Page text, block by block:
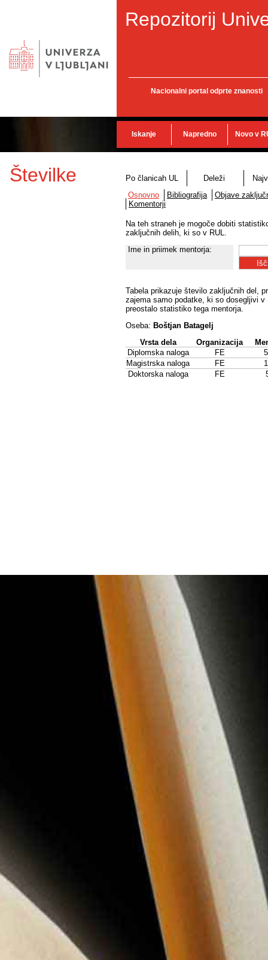
Repozitorij
Nacionalni portal odprte znanosti
Iskanje Napredno Novo v
Številke Po članicah UL Deleži
Osnovno
Bibliografija
Objave
Komentorji
Na teh straneh je mogoče dobiti
zaključnih delih, ki so v RUL.
Ime in priimek mentorja:
Tabela prikazuje število zaključnih del,
zajema samo podatke, ki so dosegljivi
preostalo statistiko tega mentorja.
Oseba: Boštjan Batagelj
Vrsta dela
Organizacija
Diplomska naloga
FE
Magistrska naloga
FE
Doktorska naloga
FE